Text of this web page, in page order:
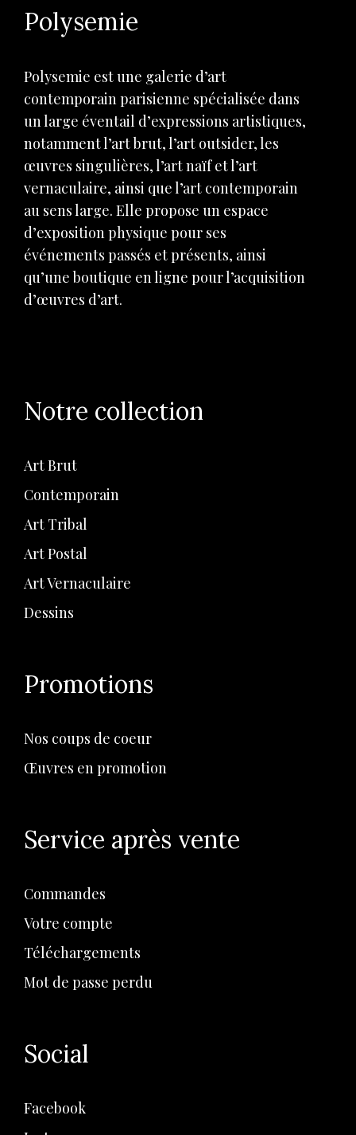
Polysemie
Polysemie est une galerie d’art
contemporain parisienne spécialisée dans
un large éventail d’expressions artistiques,
notamment l’art brut, l’art outsider, les
œuvres singulières, l’art naïf et l’art
vernaculaire, ainsi que l’art contemporain
au sens large. Elle propose un espace
d’exposition physique pour ses
événements passés et présents, ainsi
qu’une boutique en ligne pour l’acquisition
d’œuvres d’art.
Notre collection
Art Brut
Contemporain
Art Tribal
Art Postal
Art Vernaculaire
Dessins
Promotions
Nos coups de coeur
Œuvres en promotion
Service après vente
Commandes
Votre compte
Téléchargements
Mot de passe perdu
Social
Facebook